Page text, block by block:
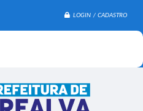
LOGIN / CADASTRO